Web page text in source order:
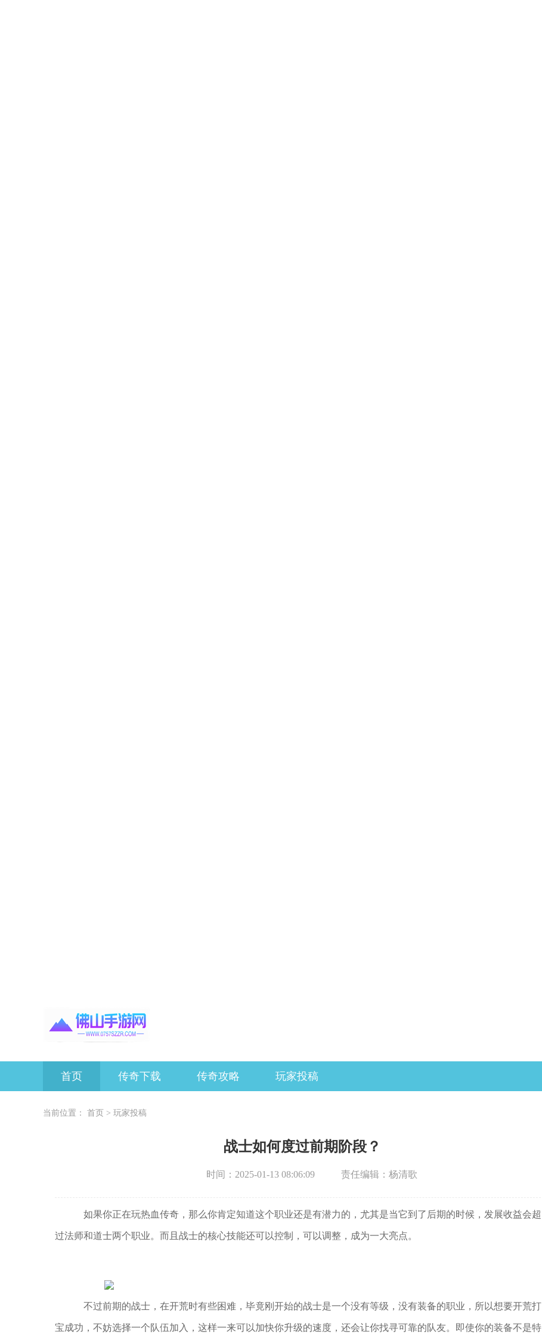
首页 传奇下载 传奇攻略 玩家投稿
当前位置： 首页 > 玩家投稿
战士如何度过前期阶段？
时间：2025-01-13 08:06:09 责任编辑：杨清歌
如果你正在玩热血传奇，那么你肯定知道这个职业还是有潜力的，尤其是当它到了后期的时候，发展收益会超
过法师和道士两个职业。而且战士的核心技能还可以控制，可以调整，成为一大亮点。
不过前期的战士，在开荒时有些困难，毕竟刚开始的战士是一个没有等级，没有装备的职业，所以想要开荒打
宝成功，不妨选择一个队伍加入，这样一来可以加快你升级的速度，还会让你找寻可靠的队友。即使你的装备不是特